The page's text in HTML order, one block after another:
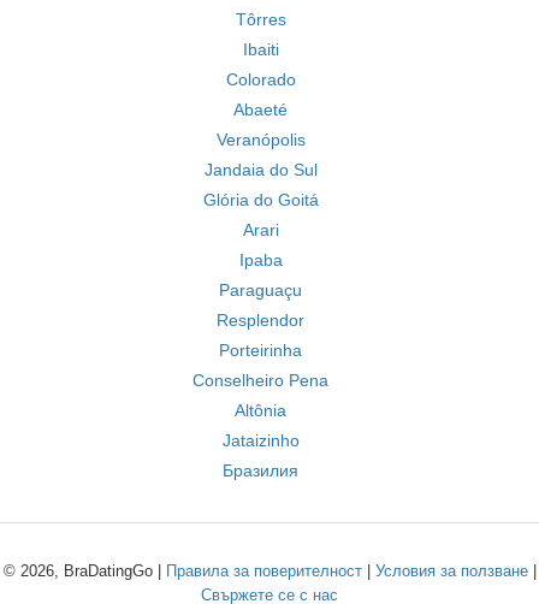
Tôrres
Ibaiti
Colorado
Abaeté
Veranópolis
Jandaia do Sul
Glória do Goitá
Arari
Ipaba
Paraguaçu
Resplendor
Porteirinha
Conselheiro Pena
Altônia
Jataizinho
Бразилия
© 2026, BraDatingGo | Правила за поверителност| Условия за ползване|
Свържете се с нас